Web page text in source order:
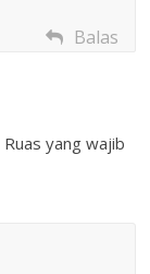
Balas
Ruas yang wajib